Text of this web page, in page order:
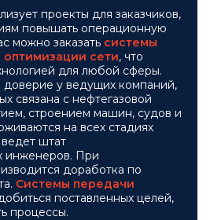
проекты для заказчиков,
повышать операционную
можно заказать системы
сети, что
для любой сферы.
доверие у ведущих компаний,
связана с нефтегазовой
строением машин, судов и
на всех стадиях
ведет штат
инженеров. При
доработка по
Системы передачи
поставленных целей,
процессы.